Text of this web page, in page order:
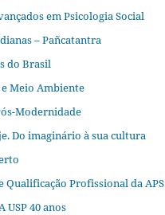
em Psicologia Social
– Pañcatantra
do Brasil
Meio Ambiente
Modernidade
Do imaginário à sua cultura
Qualificação Profissional da APS
USP 40 anos